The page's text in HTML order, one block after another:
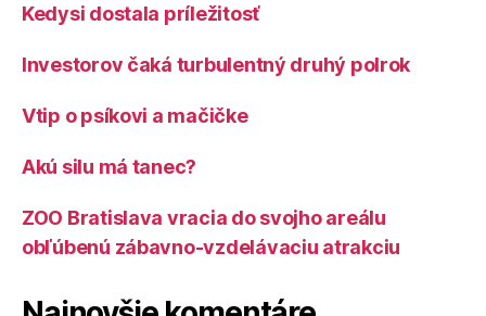
Kedysi dostala príležitosť
Investorov čaká turbulentný druhý polrok
Vtip o psíkovi a mačičke
Akú silu má tanec?
ZOO Bratislava vracia do svojho areálu
obľúbenú zábavno-vzdelávaciu atrakciu